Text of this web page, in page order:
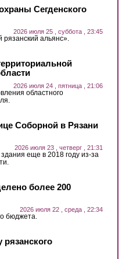
Сегденского
2026 июля 25 , суббота , 23:45
рязанский альянс».
2026 июля 24 , пятница , 21:06
областного
Соборной в Рязани
2026 июля 23 , четверг , 21:31
еще в 2018 году из-за
более 200
2026 июля 22 , среда , 22:34
бюджета.
рязанского